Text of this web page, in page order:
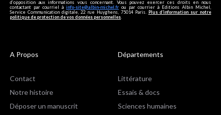
d’opposition aux informations vous concernant. Vous pouvez exercer ces droits en nous
contactant par courriel à info-site@albin-michel.fr ou par courrier à Editions Albin Michel,
Service Communication digitale, 22 rue Huyghens, 75014 Paris. Plus d’information sur notre
politique de protection de vos données personnelles
A Propos
Contact
Notre histoire
Déposer un manuscrit
Départements
Littérature
Essais & docs
Sciences humaines